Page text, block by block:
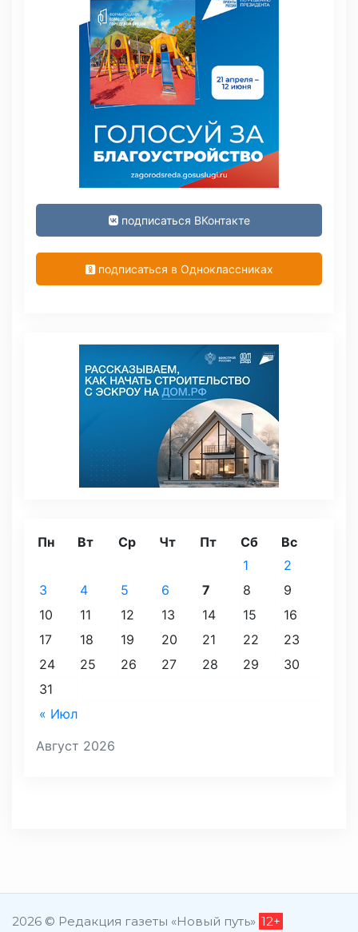
подписаться ВКонтакте
подписаться в Одноклассниках
Август 2026
Пн Вт Ср Чт Пт Сб Вс
« Июл
1
2
3
4 5 6 7 8
9
10
11 12 13 14 15
16
17
18 19 20 21 22
23
24
25 26 27 28 29
30
31
2026 © Редакция газеты «Новый путь» 12+